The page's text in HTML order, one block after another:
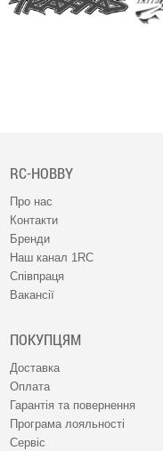
RC-HOBBY
Про нас
Контакти
Бренди
Наш канал 1RC
Співпраця
Вакансії
ПОКУПЦЯМ
Доставка
Оплата
Гарантія та повернення
Програма лояльності
Сервіс